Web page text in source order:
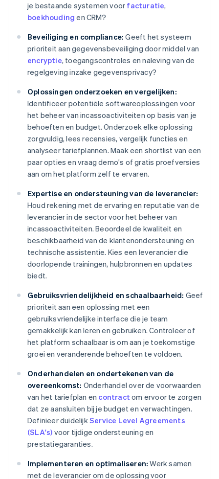
je bestaande systemen voor facturatie,
boekhouding en CRM?
Beveiliging en compliance: Geeft het systeem
prioriteit aan gegevensbeveiliging door middel van
encryptie, toegangscontroles en naleving van de
regelgeving inzake gegevensprivacy?
Oplossingen onderzoeken en vergelijken:
Identificeer potentiële softwareoplossingen voor
het beheer van incassoactiviteiten op basis van je
behoeften en budget. Onderzoek elke oplossing
zorgvuldig, lees recensies, vergelijk functies en
analyseer tariefplannen. Maak een shortlist van een
paar opties en vraag demo's of gratis proefversies
aan om het platform zelf te ervaren.
Expertise en ondersteuning van de leverancier:
Houd rekening met de ervaring en reputatie van de
leverancier in de sector voor het beheer van
incassoactiviteiten. Beoordeel de kwaliteit en
beschikbaarheid van de klantenondersteuning en
technische assistentie. Kies een leverancier die
doorlopende trainingen, hulpbronnen en updates
biedt.
Gebruiksvriendelijkheid en schaalbaarheid: Geef
prioriteit aan een oplossing met een
gebruiksvriendelijke interface die je team
gemakkelijk kan leren en gebruiken. Controleer of
het platform schaalbaar is om aan je toekomstige
groei en veranderende behoeften te voldoen.
Onderhandelen en ondertekenen van de
overeenkomst: Onderhandel over de voorwaarden
van het tariefplan en contract om ervoor te zorgen
dat ze aansluiten bij je budget en verwachtingen.
Definieer duidelijkService Level Agreements
(SLA's) voor tijdige ondersteuning en
prestatiegaranties.
Implementeren en optimaliseren: Werk samen
met de leverancier om de oplossing voor